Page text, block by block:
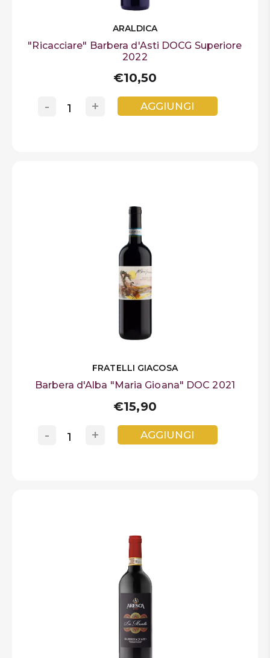
ARALDICA
"Ricacciare" Barbera d'Asti DOCG Superiore
2022
€10,50
+
- AGGIUNGI
FRATELLI GIACOSA
Barbera d'Alba "Maria Gioana" DOC 2021
€15,90
+
- AGGIUNGI